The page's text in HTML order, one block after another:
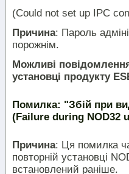
(Could not set up IPC
Причина: Пароль
порожнім.
Можливі
установці продукту
Помилка: "Збій при
(Failure during NOD32
Причина: Ця помилка
повторній установці
встановлений раніше.